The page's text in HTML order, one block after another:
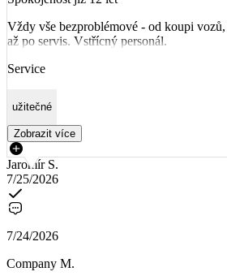
Vždy vše bezproblémové - od koupi
až po servis. Vstřícný personál.
Service
užitečné
Zobrazit více
Jaromír S.
7/25/2026
7/24/2026
Company M.